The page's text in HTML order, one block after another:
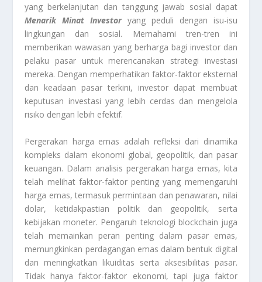
yang berkelanjutan dan tanggung jawab sosial dapat
Menarik Minat Investoryang peduli dengan isu-isu
lingkungan dan sosial. Memahami tren-tren ini
memberikan wawasan yang berharga bagi investor dan
pelaku pasar untuk merencanakan strategi investasi
mereka. Dengan memperhatikan faktor-faktor eksternal
dan keadaan pasar terkini, investor dapat membuat
keputusan investasi yang lebih cerdas dan mengelola
risiko dengan lebih efektif.
Pergerakan harga emas adalah refleksi dari dinamika
kompleks dalam ekonomi global, geopolitik, dan pasar
keuangan. Dalam analisis pergerakan harga emas, kita
telah melihat faktor-faktor penting yang memengaruhi
harga emas, termasuk permintaan dan penawaran, nilai
dolar, ketidakpastian politik dan geopolitik, serta
kebijakan moneter. Pengaruh teknologi blockchain juga
telah memainkan peran penting dalam pasar emas,
memungkinkan perdagangan emas dalam bentuk digital
dan meningkatkan likuiditas serta aksesibilitas pasar.
Tidak hanya faktor-faktor ekonomi, tapi juga faktor